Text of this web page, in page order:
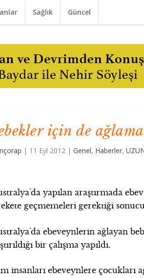
Sağlık Güncel
için de
| 11 Eyl 2012 |Genel, Haberler,
yapılan araştırmada
geçmemeleri gerektiği
ebeveynlerin ağlayan
bir çalışma yapıldı.
insanları ebeveynlere çocukları